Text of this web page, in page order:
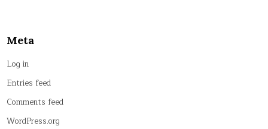
Meta
Log in
Entries feed
Comments feed
WordPress.org